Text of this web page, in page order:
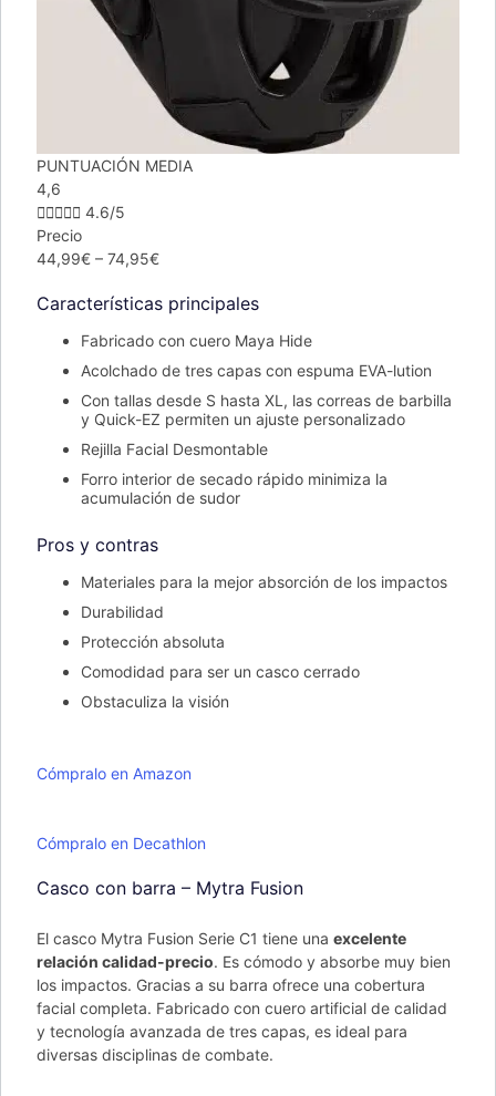
PUNTUACIÓN MEDIA
4,6
 4.6/5
Precio
44,99€ – 74,95€​
Características principales
Fabricado con cuero Maya Hide
Acolchado de tres capas con espuma EVA-lution
Con tallas desde S hasta XL, las correas de barbilla
y Quick-EZ permiten un ajuste personalizado
Rejilla Facial Desmontable
Forro interior de secado rápido minimiza la
acumulación de sudor
Pros y contras
Materiales para la mejor absorción de los impactos
Durabilidad
Protección absoluta
Comodidad para ser un casco cerrado
Obstaculiza la visión
Cómpralo en Amazon
Cómpralo en Decathlon
Casco con barra – Mytra Fusion
El casco Mytra Fusion Serie C1 tiene una excelente
relación calidad-precio. Es cómodo y absorbe muy bien
los impactos. Gracias a su barra ofrece una cobertura
facial completa. Fabricado con cuero artificial de calidad
y tecnología avanzada de tres capas, es ideal para
diversas disciplinas de combate.